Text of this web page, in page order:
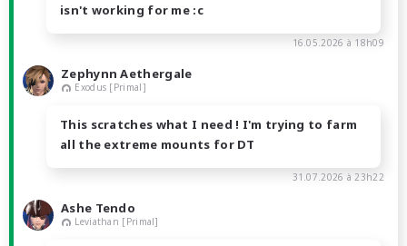
isn't working for me :c
16.05.2026 à 18h09
Zephynn Aethergale
Exodus [Primal]
This scratches what I need ! I'm trying to farm
all the extreme mounts for DT
31.07.2026 à 23h22
Ashe Tendo
Leviathan [Primal]